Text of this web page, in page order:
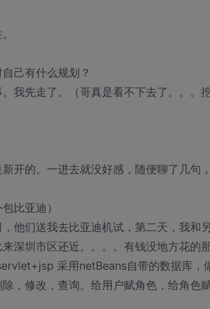
己有什么规划？
我先走了。（哥真是看不下去了。。。
开的。一进去就没好感，随便聊了几句
比亚迪）
他们送我去比亚迪机试，第二天，我和
深圳市区还近。。。。有钱没地方花的
采用netBeans自带的数据库，
，修改，查询。给用户赋角色，给角色